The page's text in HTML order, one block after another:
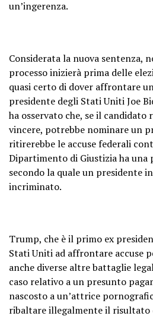
un’ingerenza.
Considerata la nuova sentenza,
processo inizierà prima delle
quasi certo di dover affrontare
presidente degli Stati Uniti Joe
ha osservato che, se il candidato
vincere, potrebbe nominare un
ritirerebbe le accuse federali
Dipartimento di Giustizia ha una
secondo la quale un presidente
incriminato.
Trump, che è il primo ex
Stati Uniti ad affrontare accuse
anche diverse altre battaglie
caso relativo a un presunto
nascosto a un’attrice
ribaltare illegalmente il risultato